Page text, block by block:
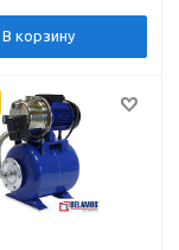
В корзину